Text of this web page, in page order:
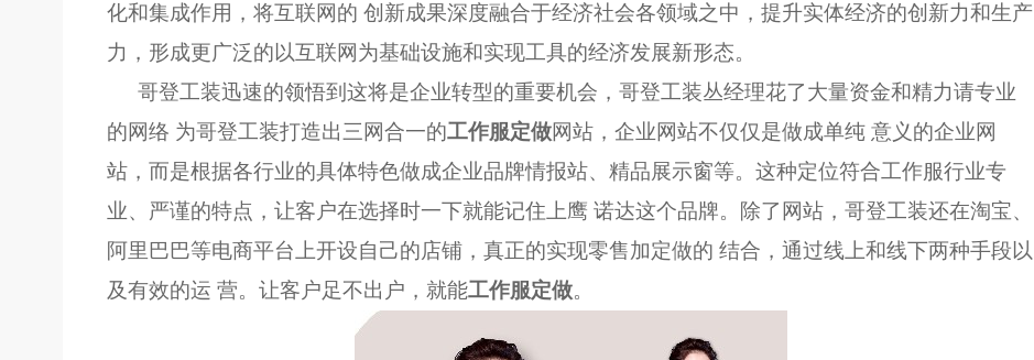
化和集成作用，将互联网的 创新成果深度融合于经济社会各领域之中，提升实体经济的创新力和生产
力，形成更广泛的以互联网为基础设施和实现工具的经济发展新形态。
哥登工装迅速的领悟到这将是企业转型的重要机会， 哥登工装丛经理花了大量资金和精力请专业
的网络 为哥登工装打造出三网合一的工作服定做网站，企业网站不仅仅是做成单纯 意义的企业网
站，而是根据各行业的具体特色做成企业品牌情报站、精品展示窗等。这种定位符合工作服行业专
业、严谨的特点，让客户在选择时一下就能记住上鹰 诺达这个品牌。除了网站， 哥登工装还在淘宝、
阿里巴巴等电商平台上开设自己的店铺，真正的实现零售加定做的 结合，通过线上和线下两种手段以
及有效的运 营。让客户足不出户，就能工作服定做。